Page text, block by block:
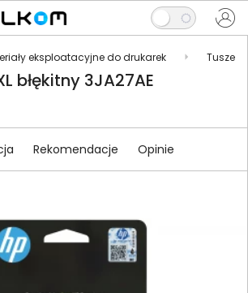
eksploatacyjne do drukarek Tusze
błękitny 3JA27AE
Rekomendacje Opinie